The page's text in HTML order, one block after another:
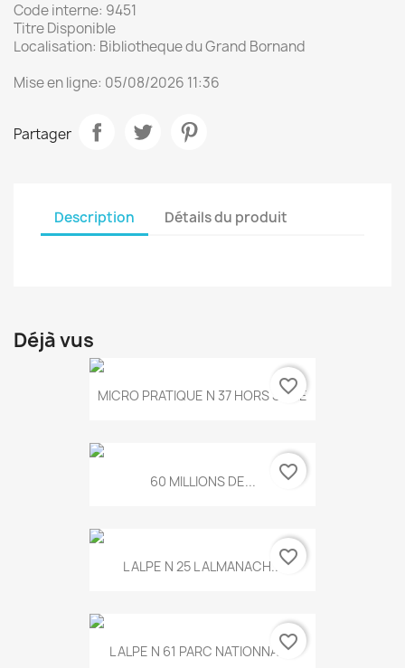
Code interne: 9451
Titre Disponible
Localisation: Bibliotheque du Grand Bornand
Mise en ligne: 05/08/2026 11:36
Partager
Description Détails du produit
Déjà vus
MICRO PRATIQUE N 37 HORS SERIE
favorite_border
60 MILLIONS DE... favorite_border
L ALPE N 25 L ALMANACH...favorite_border
L ALPE N 61 PARC NATIONNAL...
favorite_border